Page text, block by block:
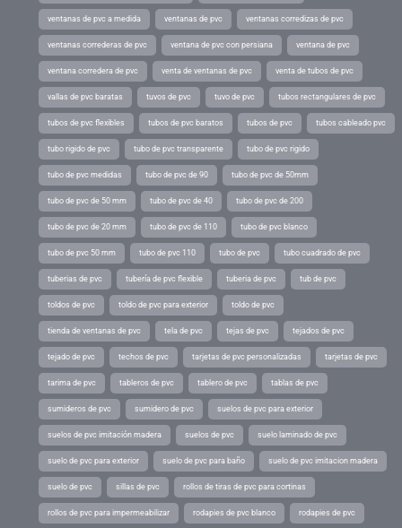
ventanas de pvc a medida ventanas de pvc ventanas corredizas de pvc
ventanas correderas de pvc ventana de pvc con persiana ventana de pvc
ventana corredera de pvc venta de ventanas de pvc venta de tubos de pvc
vallas de pvc baratas tuvos de pvc tuvo de pvc tubos rectangulares de pvc
tubos de pvc flexibles tubos de pvc baratos tubos de pvc tubos cableado pvc
tubo rigido de pvc tubo de pvc transparente tubo de pvc rigido
tubo de pvc medidas tubo de pvc de 90 tubo de pvc de 50mm
tubo de pvc de 50 mm tubo de pvc de 40 tubo de pvc de 200
tubo de pvc de 20 mm tubo de pvc de 110 tubo de pvc blanco
tubo de pvc 50 mm tubo de pvc 110 tubo de pvc tubo cuadrado de pvc
tuberias de pvc tubería de pvc flexible tuberia de pvc tub de pvc
toldos de pvc toldo de pvc para exterior toldo de pvc
tienda de ventanas de pvc tela de pvc tejas de pvc tejados de pvc
tejado de pvc techos de pvc tarjetas de pvc personalizadas tarjetas de pvc
tarima de pvc tableros de pvc tablero de pvc tablas de pvc
sumideros de pvc sumidero de pvc suelos de pvc para exterior
suelos de pvc imitación madera suelos de pvc suelo laminado de pvc
suelo de pvc para exterior suelo de pvc para baño suelo de pvc imitacion madera
suelo de pvc sillas de pvc rollos de tiras de pvc para cortinas
rollos de pvc para impermeabilizar rodapies de pvc blanco rodapies de pvc